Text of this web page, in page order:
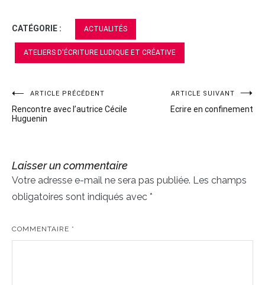
CATÉGORIE : ACTUALITÉS
ATELIERS D'ÉCRITURE LUDIQUE ET CRÉATIVE
Navigation
de
ARTICLE PRÉCÉDENT
Rencontre avec l’autrice Cécile
Huguenin
ARTICLE SUIVANT
Ecrire en confinement
Laisser un commentaire
Votre adresse e-mail ne sera pas publiée. Les champs
obligatoires sont indiqués avec *
COMMENTAIRE *